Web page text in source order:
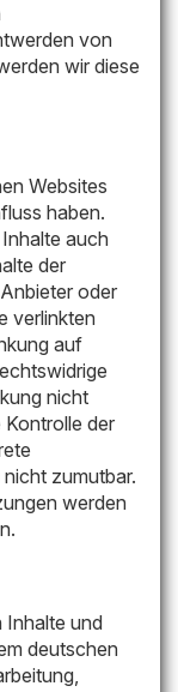
von
wir diese
Websites
haben.
auch
der
oder
verlinkten
auf
nicht
Kontrolle der
zumutbar.
werden
Inhalte und
deutschen